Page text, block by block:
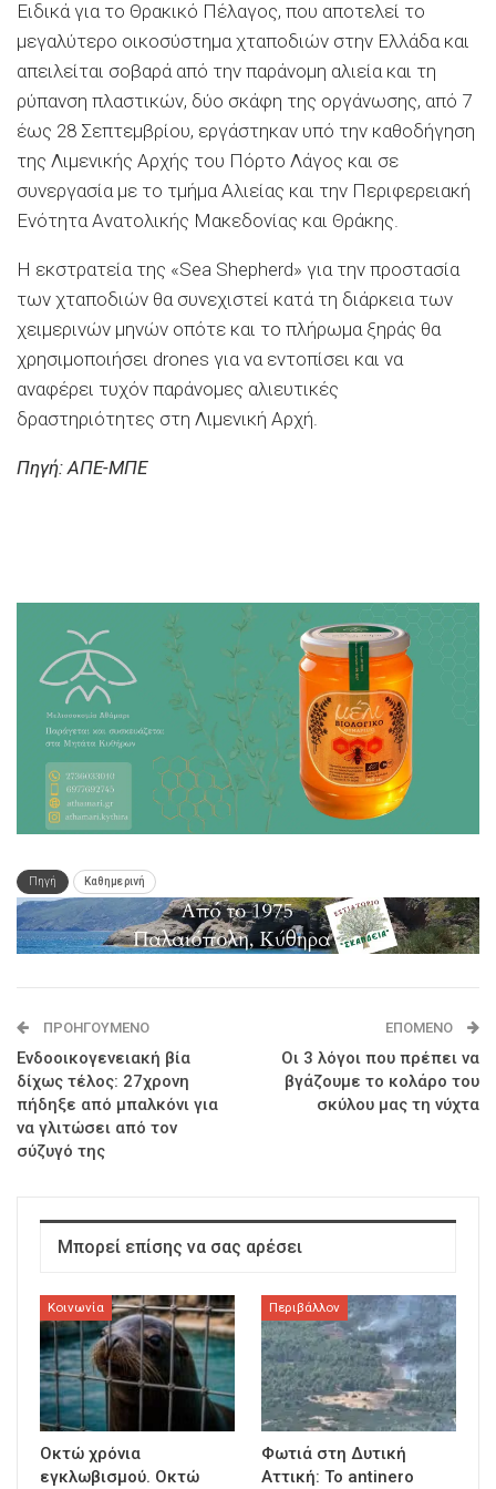
Ειδικά για το Θρακικό Πέλαγος, που αποτελεί το
μεγαλύτερο οικοσύστημα χταποδιών στην Ελλάδα και
απειλείται σοβαρά από την παράνομη αλιεία και τη
ρύπανση πλαστικών, δύο σκάφη της οργάνωσης, από 7
έως 28 Σεπτεμβρίου, εργάστηκαν υπό την καθοδήγηση
της Λιμενικής Αρχής του Πόρτο Λάγος και σε
συνεργασία με το τμήμα Αλιείας και την Περιφερειακή
Ενότητα Ανατολικής Μακεδονίας και Θράκης.
Η εκστρατεία της «Sea Shepherd» για την προστασία
των χταποδιών θα συνεχιστεί κατά τη διάρκεια των
χειμερινών μηνών οπότε και το πλήρωμα ξηράς θα
χρησιμοποιήσει drones για να εντοπίσει και να
αναφέρει τυχόν παράνομες αλιευτικές
δραστηριότητες στη Λιμενική Αρχή.
Πηγή: ΑΠΕ-ΜΠΕ
Πηγή Καθημερινή
ΠΡΟΗΓΟΎΜΕΝΟ
Ενδοοικογενειακή βία
δίχως τέλος: 27χρονη
πήδηξε από μπαλκόνι για
να γλιτώσει από τον
σύζυγό της
ΕΠΌΜΕΝΟ
Οι 3 λόγοι που πρέπει να
βγάζουμε το κολάρο του
σκύλου μας τη νύχτα
Μπορεί επίσης να σας αρέσει
Κοινωνία
Οκτώ χρόνια
εγκλωβισμού. Οκτώ
Περιβάλλον
Φωτιά στη Δυτική
Αττική: Το antinero